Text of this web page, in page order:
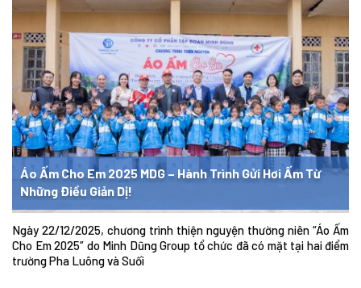
Áo Ấm Cho Em 2025 MDG – Hành Trình Gửi Hơi Ấm Từ
Những Điều Giản Dị!
Ngày 22/12/2025, chương trình thiện nguyện thường niên “Áo Ấm
Cho Em 2025” do Minh Dũng Group tổ chức đã có mặt tại hai điểm
trường Pha Luông và Suối